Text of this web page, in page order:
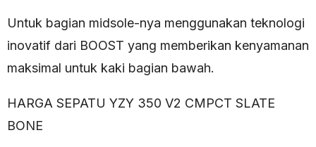
Untuk bagian midsole-nya menggunakan teknologi
inovatif dari BOOST yang memberikan kenyamanan
maksimal untuk kaki bagian bawah.
HARGA SEPATU YZY 350 V2 CMPCT SLATE
BONE